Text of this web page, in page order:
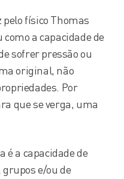
físico Thomas
como a capacidade de
sofrer pressão ou
original, não
Por
que se verga, uma
é a capacidade de
e/ou de